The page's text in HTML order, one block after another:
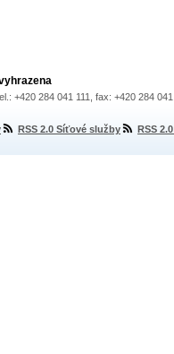
+420 284 041 111, fax: +420 284
RSS 2.0 Síťové služby RSS